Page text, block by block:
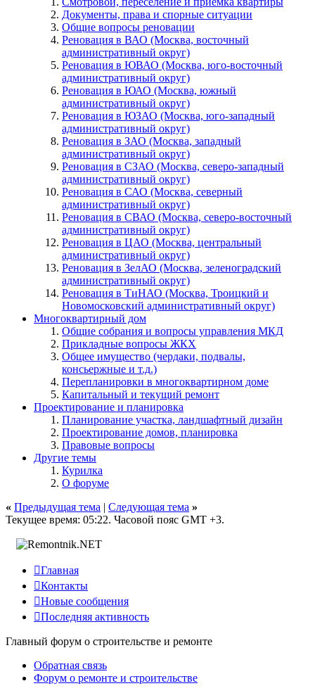
Документы, права и спорные ситуации
Общие вопросы реновации
Реновация в ВАО (Москва, восточный
административный округ)
Реновация в ЮВАО (Москва, юго-восточный
административный округ)
Реновация в ЮАО (Москва, южный
административный округ)
Реновация в ЮЗАО (Москва, юго-западный
административный округ)
Реновация в ЗАО (Москва, западный
административный округ)
Реновация в СЗАО (Москва, северо-западный
административный округ)
Реновация в САО (Москва, северный
административный округ)
Реновация в СВАО (Москва, северо-восточный
административный округ)
Реновация в ЦАО (Москва, центральный
административный округ)
Реновация в ЗелАО (Москва, зеленоградский
административный округ)
Реновация в ТиНАО (Москва, Троицкий и
Новомосковский административный округ)
Многоквартирный дом
Общие собрания и вопросы управления МКД
Прикладные вопросы ЖКХ
Общее имущество (чердаки, подвалы,
консьержные и т.д.)
Перепланировки в многоквартирном доме
Капитальный и текущий ремонт
Проектирование и планировка
Планирование участка, ландшафтный дизайн
Проектирование домов, планировка
Правовые вопросы
Другие темы
Курилка
О форуме
« Предыдущая тема | Следующая тема »
Текущее время: 05:22. Часовой пояс GMT +3.
Главная
Контакты
Новые сообщения
Последняя активность
Главный форум о строительстве и ремонте
Обратная связь
Форум о ремонте и строительстве